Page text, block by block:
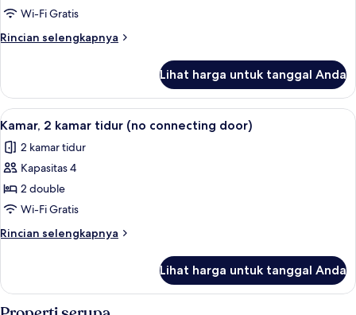
(sofabed)
Wi-Fi Gratis
Rincian selengkapnya
Rincian
Kamar
Keluarga
(sofabed)
Lihat harga untuk tanggal Anda
Lihat
semua
foto
untuk
Kamar,
2
kamar
tidur
connecting
door)
Seprai antialergi, minibar, brankas,
5
Kamar, 2 kamar tidur (no connecting door)
2 kamar tidur
Kapasitas 4
2 double
Wi-Fi Gratis
Rincian selengkapnya
Rincian
Kamar,
Lihat harga untuk tanggal Anda